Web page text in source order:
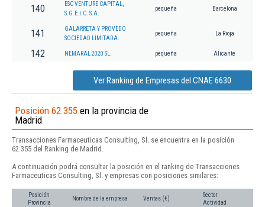
140
ESC VENTURE CAPITAL,
S.G.E.I.C. S.A.
pequeña Barcelona
141
GALARRETA Y PROVEDO
SOCIEDAD LIMITADA.
pequeña La Rioja
142 NEMARAL 2020 SL. pequeña Alicante
Ver Ranking de Empresas del CNAE 6630
Posición 62.355 en la provincia de
Madrid
Transacciones Farmaceuticas Consulting, Sl. se encuentra en la posición
62.355 del Ranking de Madrid.
A continuación podrá consultar la posición en el ranking de Transacciones
Farmaceuticas Consulting, Sl. y empresas con posiciones similares:
Posición
Provincia
Nombre de la empresa Ventas (€)
Sector
Actividad